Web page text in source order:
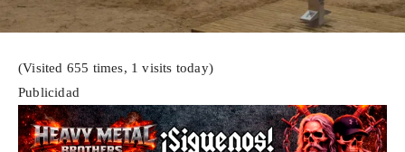
(Visited 655 times, 1 visits today)
Publicidad